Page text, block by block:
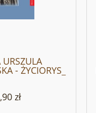
URSZULA
- ŻYCIORYS_
zł